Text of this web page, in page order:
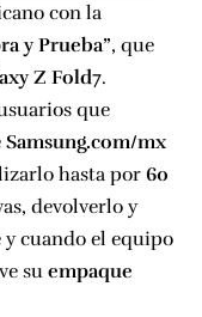
con la
y Prueba”, que
Z Fold7.
que
Samsung.com/mx
hasta por 60
devolverlo y
y cuando el equipo
suempaque